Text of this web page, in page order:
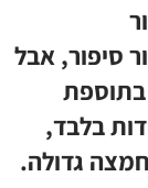
סיפור, אבל
ל-2:2 דרמטי בתוספת
בלבד,
גדולה.